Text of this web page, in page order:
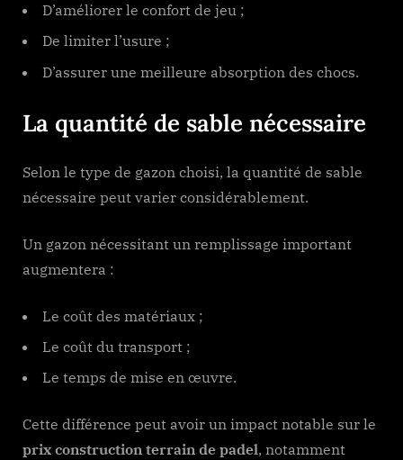
D’améliorer le confort de jeu ;
De limiter l’usure ;
D’assurer une meilleure absorption des chocs.
La quantité de sable nécessaire
Selon le type de gazon choisi, la quantité de sable
nécessaire peut varier considérablement.
Un gazon nécessitant un remplissage important
augmentera :
Le coût des matériaux ;
Le coût du transport ;
Le temps de mise en œuvre.
Cette différence peut avoir un impact notable sur le
prix construction terrain de padel, notamment